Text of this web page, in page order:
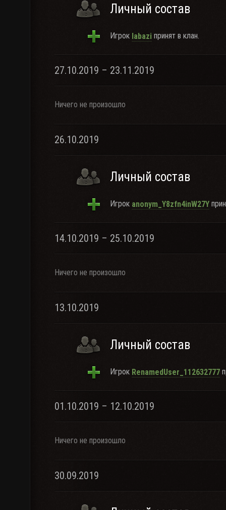
Личный состав
Игрок labazi принят в клан.
27.10.2019 – 23.11.2019
Ничего не произошло
26.10.2019
Личный состав
Игрок anonym_Y8zfn4inW27Y
14.10.2019 – 25.10.2019
Ничего не произошло
13.10.2019
Личный состав
Игрок RenamedUser_112632777
01.10.2019 – 12.10.2019
Ничего не произошло
30.09.2019